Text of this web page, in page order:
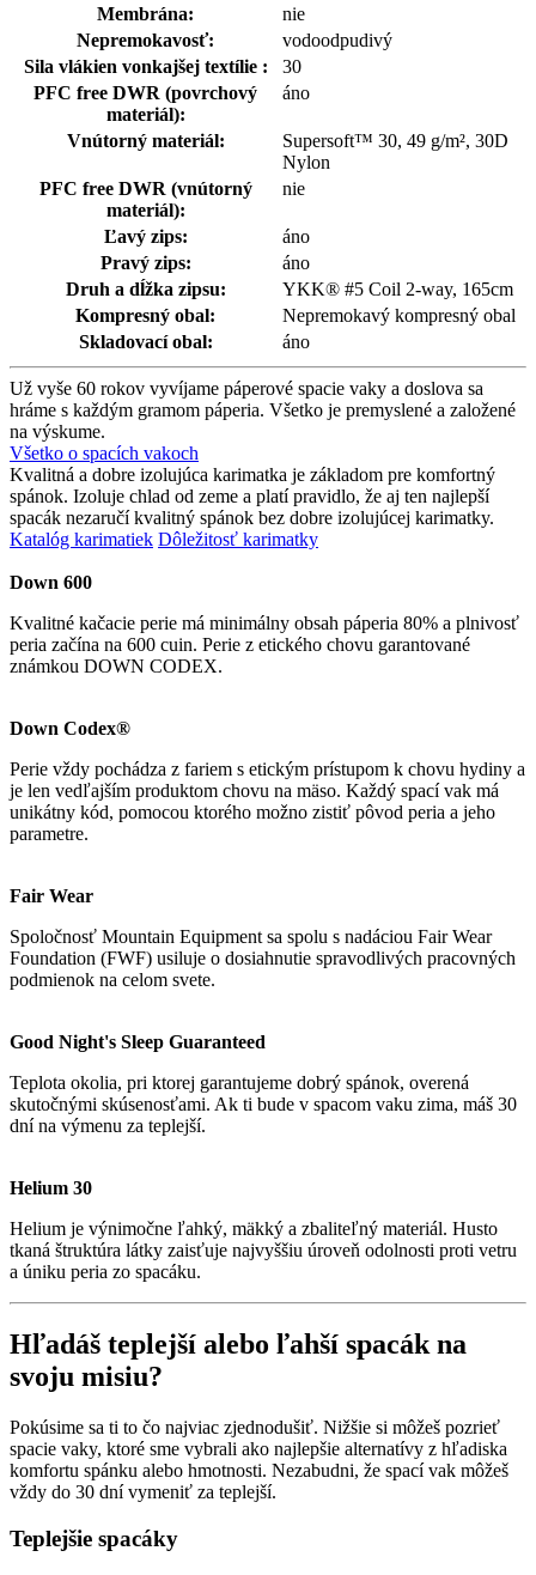
Membrána:
nie
Nepremokavosť:
vodoodpudivý
Sila vlákien vonkajšej textílie :
30
PFC free DWR (povrchový
materiál):
áno
Vnútorný materiál:
Supersoft™ 30, 49 g/m², 30D
Nylon
PFC free DWR (vnútorný
materiál):
nie
Ľavý zips:
áno
Pravý zips:
áno
Druh a dĺžka zipsu:
YKK® #5 Coil 2-way, 165cm
Kompresný obal:
Nepremokavý kompresný obal
Skladovací obal:
áno
Už vyše 60 rokov vyvíjame páperové spacie vaky a doslova sa
hráme s každým gramom páperia. Všetko je premyslené a založené
na výskume.
Všetko o spacích vakoch
Kvalitná a dobre izolujúca karimatka je základom pre komfortný
spánok. Izoluje chlad od zeme a platí pravidlo, že aj ten najlepší
spacák nezaručí kvalitný spánok bez dobre izolujúcej karimatky.
Katalóg karimatiek Dôležitosť karimatky
Down 600
Kvalitné kačacie perie má minimálny obsah páperia 80% a plnivosť
peria začína na 600 cuin. Perie z etického chovu garantované
známkou DOWN CODEX.
Down Codex®
Perie vždy pochádza z fariem s etickým prístupom k chovu hydiny a
je len vedľajším produktom chovu na mäso. Každý spací vak má
unikátny kód, pomocou ktorého možno zistiť pôvod peria a jeho
parametre.
Fair Wear
Spoločnosť Mountain Equipment sa spolu s nadáciou Fair Wear
Foundation (FWF) usiluje o dosiahnutie spravodlivých pracovných
podmienok na celom svete.
Good Night's Sleep Guaranteed
Teplota okolia, pri ktorej garantujeme dobrý spánok, overená
skutočnými skúsenosťami. Ak ti bude v spacom vaku zima, máš 30
dní na výmenu za teplejší.
Helium 30
Helium je výnimočne ľahký, mäkký a zbaliteľný materiál. Husto
tkaná štruktúra látky zaisťuje najvyššiu úroveň odolnosti proti vetru
a úniku peria zo spacáku.
Hľadáš teplejší alebo ľahší spacák na
svoju misiu?
Pokúsime sa ti to čo najviac zjednodušiť. Nižšie si môžeš pozrieť
spacie vaky, ktoré sme vybrali ako najlepšie alternatívy z hľadiska
komfortu spánku alebo hmotnosti. Nezabudni, že spací vak môžeš
vždy do 30 dní vymeniť za teplejší.
Teplejšie spacáky